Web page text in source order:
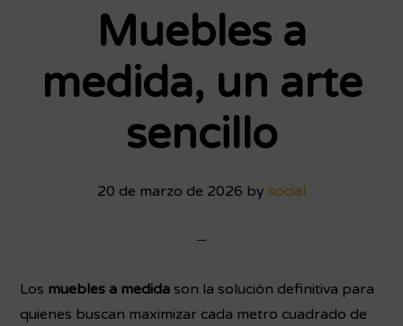
Muebles a
medida, un arte
sencillo
20 de marzo de 2026 by social
Los muebles a medida son la solución definitiva para
quienes buscan maximizar cada metro cuadrado de